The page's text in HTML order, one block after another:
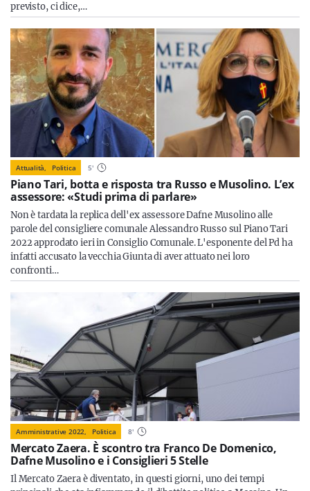
previsto, ci dice,…
Attualità, Politica 5'
Piano Tari, botta e risposta tra Russo e Musolino. L’ex
assessore: «Studi prima di parlare»
Non è tardata la replica dell'ex assessore Dafne Musolino alle
parole del consigliere comunale Alessandro Russo sul Piano Tari
2022 approdato ieri in Consiglio Comunale. L'esponente del Pd ha
infatti accusato la vecchia Giunta di aver attuato nei loro
confronti…
Amministrative 2022, Politica 8'
Mercato Zaera. È scontro tra Franco De Domenico,
Dafne Musolino e i Consiglieri 5 Stelle
Il Mercato Zaera è diventato, in questi giorni, uno dei tempi